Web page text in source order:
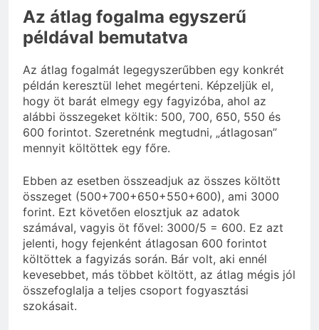
Az átlag fogalma egyszerű
példával bemutatva
Az átlag fogalmát legegyszerűbben egy konkrét
példán keresztül lehet megérteni. Képzeljük el,
hogy öt barát elmegy egy fagyizóba, ahol az
alábbi összegeket költik: 500, 700, 650, 550 és
600 forintot. Szeretnénk megtudni, „átlagosan”
mennyit költöttek egy főre.
Ebben az esetben összeadjuk az összes költött
összeget (500+700+650+550+600), ami 3000
forint. Ezt követően elosztjuk az adatok
számával, vagyis öt fővel: 3000/5 = 600. Ez azt
jelenti, hogy fejenként átlagosan 600 forintot
költöttek a fagyizás során. Bár volt, aki ennél
kevesebbet, más többet költött, az átlag mégis jól
összefoglalja a teljes csoport fogyasztási
szokásait.